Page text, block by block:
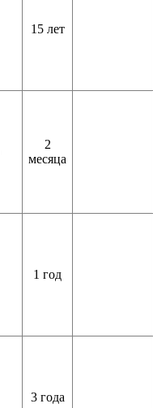
15 лет
2
месяца
1 год
3 года